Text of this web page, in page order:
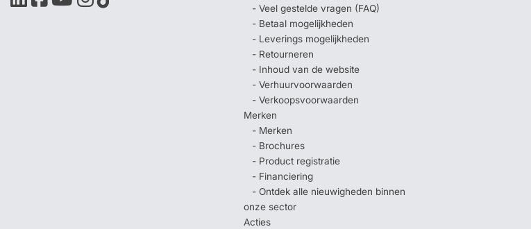
- Veel gestelde vragen (FAQ)
- Betaal mogelijkheden
- Leverings mogelijkheden
- Retourneren
- Inhoud van de website
- Verhuurvoorwaarden
- Verkoopsvoorwaarden
Merken
- Merken
- Brochures
- Product registratie
- Financiering
- Ontdek alle nieuwigheden binnen
onze sector
Acties